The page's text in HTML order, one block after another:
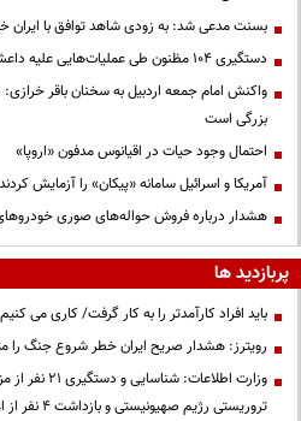
بسنت مدعی شد: به زودی شاهد توافق با ایران
دستگیری ۱۰۴ مظنون طی عملیات‌هایی علیه داعش در ترکیه
واکنش امام جمعه اردبیل به سخنان باقر
بزرگی است
احتمال وجود حیات در اقیانوس مدفون «اروپا»
آمریکا و اسرائیل سامانه «پیکان» را آزمایش کردند
هشدار درباره فروش حواله‌های صوری
پربازدید ها
باید افراد کارآمدتر را به کار گرفت/ کاری می
رویترز: هشدار صریح ایران خطر شروع جنگ را
وزارت
تروریستی